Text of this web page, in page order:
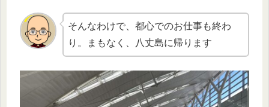
そんなわけで、都心でのお仕事も終わ
り。まもなく、八丈島に帰ります